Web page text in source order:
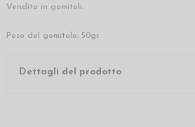
Vendita in gomitoli.
Peso del gomitolo: 50gr.
Dettagli del prodotto